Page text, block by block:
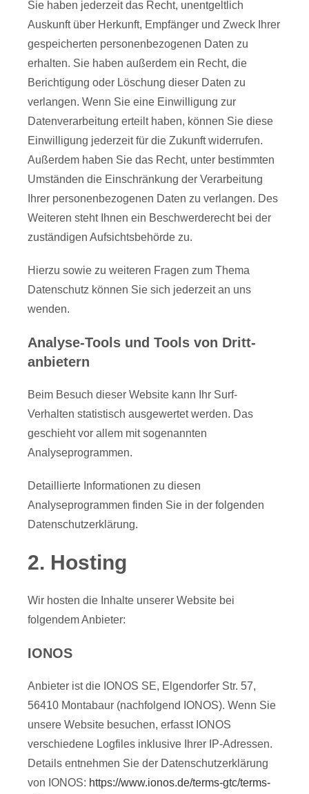
Sie haben jederzeit das Recht, unentgeltlich
Auskunft über Herkunft, Empfänger und Zweck Ihrer
gespeicherten personenbezogenen Daten zu
erhalten. Sie haben außerdem ein Recht, die
Berichtigung oder Löschung dieser Daten zu
verlangen. Wenn Sie eine Einwilligung zur
Datenverarbeitung erteilt haben, können Sie diese
Einwilligung jederzeit für die Zukunft widerrufen.
Außerdem haben Sie das Recht, unter bestimmten
Umständen die Einschränkung der Verarbeitung
Ihrer personenbezogenen Daten zu verlangen. Des
Weiteren steht Ihnen ein Beschwerderecht bei der
zuständigen Aufsichtsbehörde zu.
Hierzu sowie zu weiteren Fragen zum Thema
Datenschutz können Sie sich jederzeit an uns
wenden.
Analyse-Tools und Tools von Dritt­
anbietern
Beim Besuch dieser Website kann Ihr Surf-
Verhalten statistisch ausgewertet werden. Das
geschieht vor allem mit sogenannten
Analyseprogrammen.
Detaillierte Informationen zu diesen
Analyseprogrammen finden Sie in der folgenden
Datenschutzerklärung.
2. Hosting
Wir hosten die Inhalte unserer Website bei
folgendem Anbieter:
IONOS
Anbieter ist die IONOS SE, Elgendorfer Str. 57,
56410 Montabaur (nachfolgend IONOS). Wenn Sie
unsere Website besuchen, erfasst IONOS
verschiedene Logfiles inklusive Ihrer IP-Adressen.
Details entnehmen Sie der Datenschutzerklärung
von IONOS: https://www.ionos.de/terms-gtc/terms-